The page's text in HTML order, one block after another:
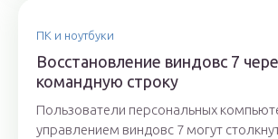
ПК и ноутбуки
Восстановление виндовс 7
командную строку
Пользователи персональных
управлением виндовс 7 могут